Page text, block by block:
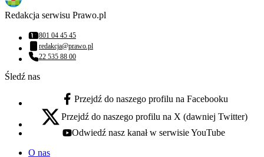
Redakcja serwisu Prawo.pl
Numer telefonu:
801 04 45 45
Adres email:
redakcja@prawo.pl
Numer telefonu:
22 535 88 00
Śledź nas
facebook - otwiera się w nowej karcie
Przejdź do naszego profilu na Facebooku
x - otwiera się w nowej karcie
Przejdź do naszego profilu na X (dawniej Twitter)
youtube - otwiera się w nowej karcie
Odwiedź nasz kanał w serwisie YouTube
O nas